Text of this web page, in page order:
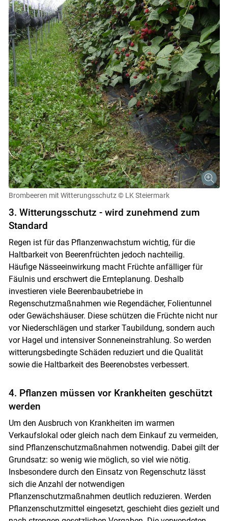
Brombeeren mit Witterungsschutz © LK Steiermark
3. Witterungsschutz - wird zunehmend zum
Standard
Regen ist für das Pflanzenwachstum wichtig, für die
Haltbarkeit von Beerenfrüchten jedoch nachteilig.
Häufige Nässeeinwirkung macht Früchte anfälliger für
Fäulnis und erschwert die Ernteplanung. Deshalb
investieren viele Beerenbaubetriebe in
Regenschutzmaßnahmen wie Regendächer, Folientunnel
oder Gewächshäuser. Diese schützen die Früchte nicht nur
vor Niederschlägen und starker Taubildung, sondern auch
vor Hagel und intensiver Sonneneinstrahlung. So werden
witterungsbedingte Schäden reduziert und die Qualität
sowie die Haltbarkeit des Beerenobstes verbessert.
4. Pflanzen müssen vor Krankheiten geschützt
werden
Um den Ausbruch von Krankheiten im warmen
Verkaufslokal oder gleich nach dem Einkauf zu vermeiden,
sind Pflanzenschutzmaßnahmen notwendig. Dabei gilt der
Grundsatz: so wenig wie möglich, so viel wie nötig.
Insbesondere durch den Einsatz von Regenschutz lässt
sich die Anzahl der notwendigen
Pflanzenschutzmaßnahmen deutlich reduzieren. Werden
Pflanzenschutzmittel eingesetzt, geschieht dies gezielt und